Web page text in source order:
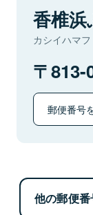
香椎浜
カシイハマフ
813-
郵便番号
他の郵便